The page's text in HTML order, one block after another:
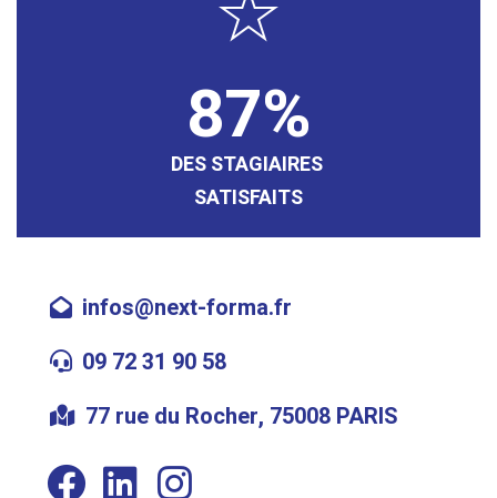
87
DES STAGIAIRES
SATISFAITS
infos@next-forma.fr
09 72 31 90 58
77 rue du Rocher, 75008 PARIS